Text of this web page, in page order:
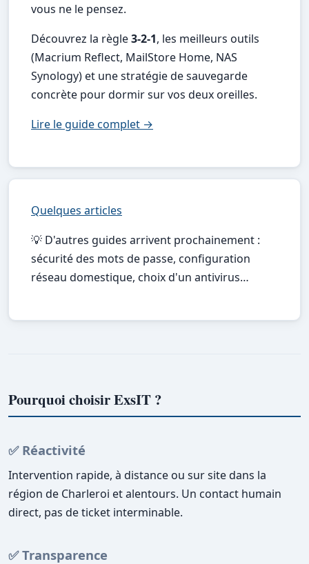
vous ne le pensez.
Découvrez la règle3-2-1, les meilleurs outils
(Macrium Reflect, MailStore Home, NAS
Synology) et une stratégie de sauvegarde
concrète pour dormir sur vos deux oreilles.
Lire le guide complet →
Quelques articles
💡 D'autres guides arrivent prochainement :
sécurité des mots de passe, configuration
réseau domestique, choix d'un antivirus…
Pourquoi choisir ExsIT ?
✅ Réactivité
Intervention rapide, à distance ou sur site dans la
région de Charleroi et alentours. Un contact humain
direct, pas de ticket interminable.
✅ Transparence